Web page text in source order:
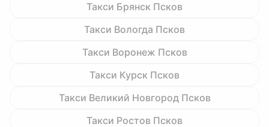
Такси Брянск Псков
Такси Вологда Псков
Такси Воронеж Псков
Такси Курск Псков
Такси Великий Новгород Псков
Такси Ростов Псков